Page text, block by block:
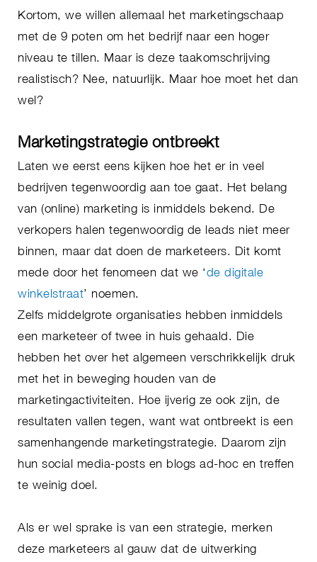
Kortom, we willen allemaal het marketingschaap
met de 9 poten om het bedrijf naar een hoger
niveau te tillen. Maar is deze taakomschrijving
realistisch? Nee, natuurlijk. Maar hoe moet het dan
wel?
Marketingstrategie ontbreekt
Laten we eerst eens kijken hoe het er in veel
bedrijven tegenwoordig aan toe gaat. Het belang
van (online) marketing is inmiddels bekend. De
verkopers halen tegenwoordig de leads niet meer
binnen, maar dat doen de marketeers. Dit komt
mede door het fenomeen dat we ‘de digitale
winkelstraat’ noemen.
Zelfs middelgrote organisaties hebben inmiddels
een marketeer of twee in huis gehaald. Die
hebben het over het algemeen verschrikkelijk druk
met het in beweging houden van de
marketingactiviteiten. Hoe ijverig ze ook zijn, de
resultaten vallen tegen, want wat ontbreekt is een
samenhangende marketingstrategie. Daarom zijn
hun social media-posts en blogs ad-hoc en treffen
te weinig doel.
Als er wel sprake is van een strategie, merken
deze marketeers al gauw dat de uitwerking